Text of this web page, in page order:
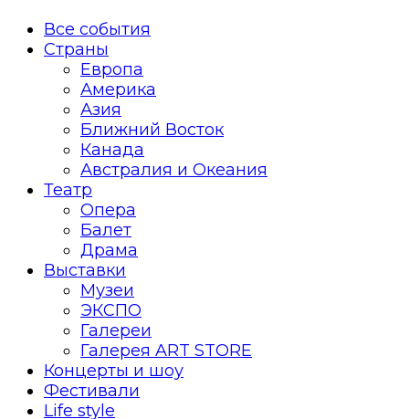
Все события
Страны
Европа
Америка
Азия
Ближний Восток
Канада
Австралия и Океания
Театр
Опера
Балет
Драма
Выставки
Музеи
ЭКСПО
Галереи
Галерея ART STORE
Концерты и шоу
Фестивали
Life style